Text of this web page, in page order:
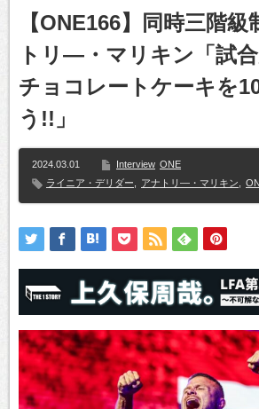
【ONE166】同時三階
トリ―・マリキン「試
チョコレートケーキを
う!!」
2024.03.01 Interview ONE
ライニア・デリダー
アナトリ―・マリキン